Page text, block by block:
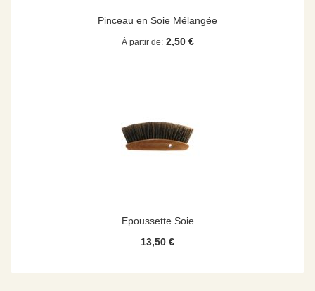
Pinceau en Soie Mélangée
À partir de 2,50 €
Epoussette Soie
13,50 €